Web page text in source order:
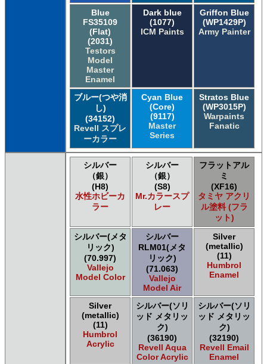
Blue
FS35109
(Flat)
(2031)
Testors
Model
Master
Enamel
Dark blue
(1077)
ICM Paints
Griffon Blue
(WP1429P)
Army Painter
ブルー(つや消
し)
(34152)
Revell スプレ
ーカラー
Cyan Blue
(Core)
(9117)
Master
Series
Stratos Blue
(WP3015P)
Warpaints
Fanatic
シルバー
（銀）
(H8)
水性ホビーカ
ラー
シルバー
（銀）
(S8)
Mr.カラースプ
レー
フラットアル
ミ
(XF16)
タミヤ アクリ
ル塗料 (フラ
ット)
シルバー(メタ
リック)
(70.997)
Vallejo
Model Color
シルバー
RLM01(メタ
リック)
(71.063)
Vallejo
Model Air
Silver
(metallic)
(11)
Humbrol
Enamel
Silver
(metallic)
(11)
Humbrol
Acrylic
シルバー(ソリ
ッド メタリッ
ク)
(36190)
Revell Aqua
Color Acrylic
シルバー(ソリ
ッド メタリッ
ク)
(32190)
Revell Email
Enamel